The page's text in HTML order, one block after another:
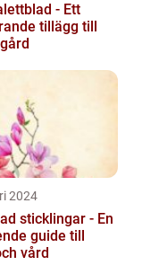
- Ett
tillägg till
2024
sticklingar - En
guide till
vård